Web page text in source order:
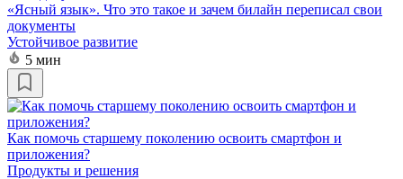
«Ясный язык». Что это такое и зачем билайн переписал свои
документы
Устойчивое развитие
5 мин
Как помочь старшему поколению освоить смартфон и
приложения?
Продукты и решения